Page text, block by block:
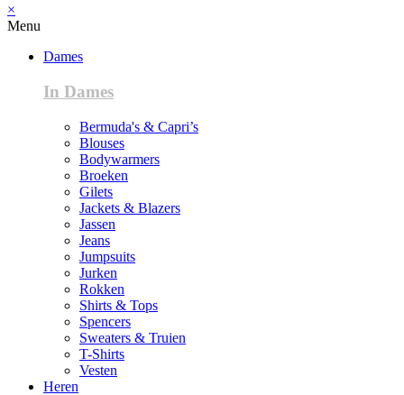
×
Menu
Dames
In Dames
Bermuda's & Capri’s
Blouses
Bodywarmers
Broeken
Gilets
Jackets & Blazers
Jassen
Jeans
Jumpsuits
Jurken
Rokken
Shirts & Tops
Spencers
Sweaters & Truien
T-Shirts
Vesten
Heren